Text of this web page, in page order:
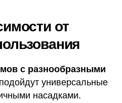
от
с разнообразными
подойдут универсальные
насадками.